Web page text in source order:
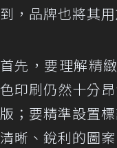
到，品牌也將其
首先，要理解精
色印刷仍然十分
版；要精準設置
清晰、銳利的圖